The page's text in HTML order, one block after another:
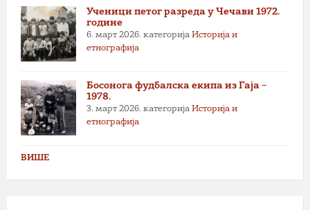
Ученици петог разреда у Чечави 1972.
године
6. март 2026. категорија Историја и
етнографија
Босонога фудбалска екипа из Гаја –
1978.
3. март 2026. категорија Историја и
етнографија
ВИШЕ